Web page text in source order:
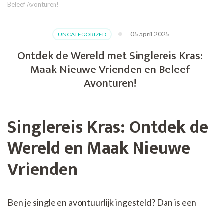
Beleef Avonturen!
UNCATEGORIZED 05 april 2025
Ontdek de Wereld met Singlereis Kras:
Maak Nieuwe Vrienden en Beleef
Avonturen!
Singlereis Kras: Ontdek de
Wereld en Maak Nieuwe
Vrienden
Ben je single en avontuurlijk ingesteld? Dan is een